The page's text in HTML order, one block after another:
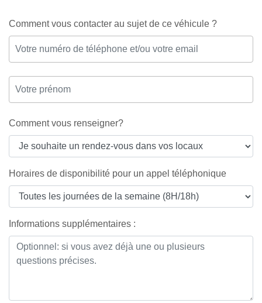
Comment vous contacter au sujet de ce véhicule ?
Comment vous renseigner?
Horaires de disponibilité pour un appel téléphonique
Informations supplémentaires :